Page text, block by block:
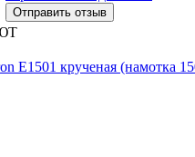
Е1501 крученая (намотка